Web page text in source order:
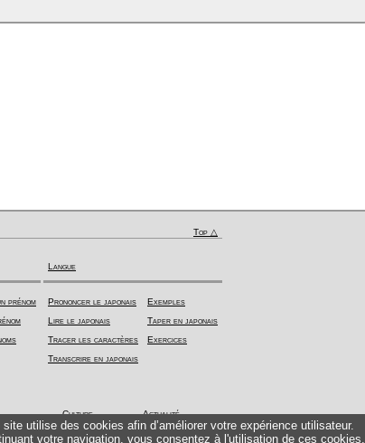
site utilise des cookies afin d’améliorer votre expérience utilisateur.
votre navigation, vous consentez à l'utilisation de ces cookies.
Top △
prénom
Langue
Prononcer le japonais
Lire le japonais
Tracer les caractères
Transcrire en japonais
Exemples
Taper en japonais
Exercices
Culture Actualité